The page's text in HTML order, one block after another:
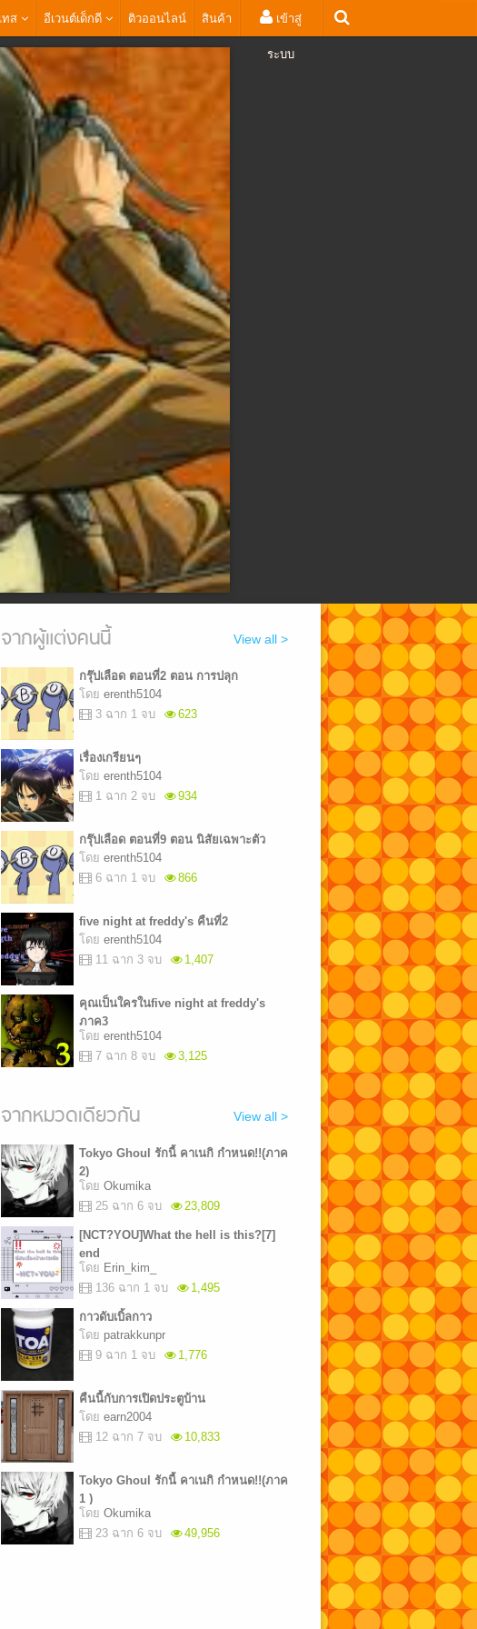
ทส อีเวนต์เด็กดี ติวออนไลน์ สินค้า เข้าสู่
ระบบ
จากผู้แต่งคนนี้ View all >
กรุ๊ปเลือด ตอนที่2 ตอน การปลุก
โดย erenth5104
3 ฉาก 1 จบ
623
เรื่องเกรียนๆ
โดย erenth5104
1 ฉาก 2 จบ
934
กรุ๊ปเลือด ตอนที่9 ตอน นิสัยเฉพาะตัว
โดย erenth5104
6 ฉาก 1 จบ
866
five night at freddy's คืนที่2
โดย erenth5104
11 ฉาก 3 จบ
1,407
คุณเป็นใครในfive night at freddy's
ภาค3
โดย erenth5104
7 ฉาก 8 จบ
3,125
จากหมวดเดียวกัน View all >
Tokyo Ghoul รักนี้ คาเนกิ กำหนด!!(ภาค
2)
โดย Okumika
25 ฉาก 6 จบ
23,809
[NCT?YOU]What the hell is this?[7]
end
โดย Erin_kim_
136 ฉาก 1 จบ
1,495
กาวดับเบิ้ลกาว
โดย patrakkunpr
9 ฉาก 1 จบ
1,776
คืนนี้กับการเปิดประตูบ้าน
โดย earn2004
12 ฉาก 7 จบ
10,833
Tokyo Ghoul รักนี้ คาเนกิ กำหนด!!(ภาค
1 )
โดย Okumika
23 ฉาก 6 จบ
49,956